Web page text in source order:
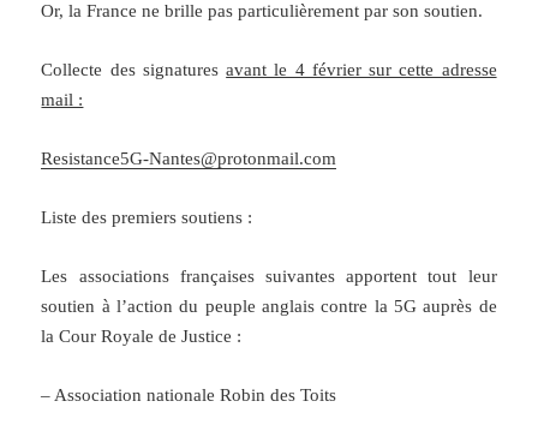
Or, la France ne brille pas particulièrement par son soutien.
Collecte des signaturesavant le 4 février sur cette adresse
mail :
Resistance5G-Nantes@protonmail.com
Liste des premiers soutiens :
Les associations françaises suivantes apportent tout leur
soutien à l’action du peuple anglais contre la 5G auprès de
la Cour Royale de Justice :
– Association nationale Robin des Toits